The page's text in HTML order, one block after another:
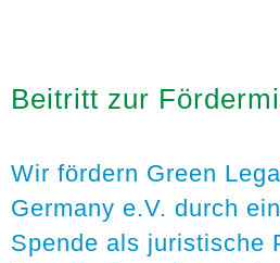
Beitritt zur
Wir fördern Green
Germany e.V. durch
Spende als juristische